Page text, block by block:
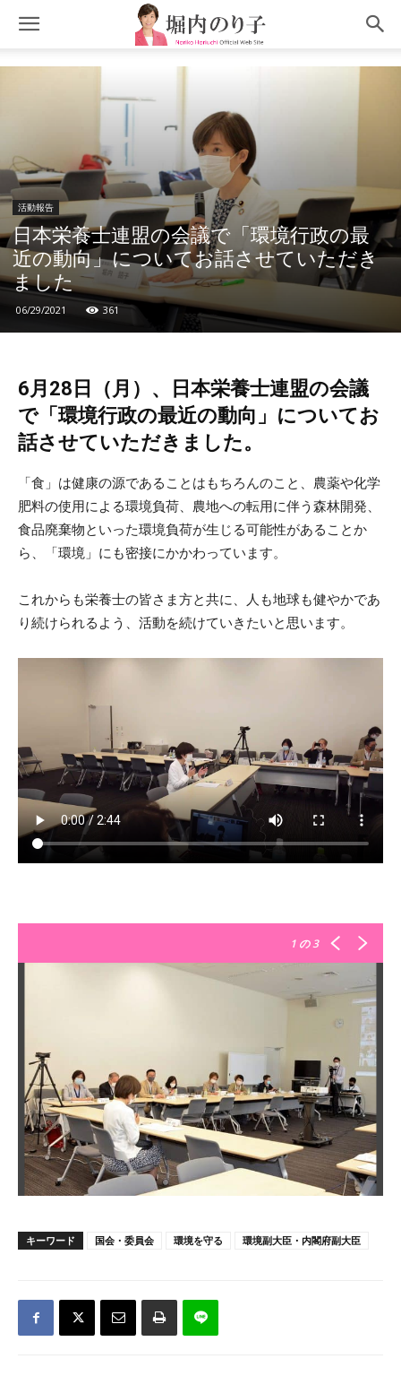
活動報告
日本栄養士連盟の会議で「環境行政の最
近の動向」についてお話させていただき
ました
06/29/2021 361
6月28日（月）、日本栄養士連盟の会議
で「環境行政の最近の動向」についてお
話させていただきました。
「食」は健康の源であることはもちろんのこと、農薬や化学
肥料の使用による環境負荷、農地への転用に伴う森林開発、
食品廃棄物といった環境負荷が生じる可能性があることか
ら、「環境」にも密接にかかわっています。
これからも栄養士の皆さま方と共に、人も地球も健やかであ
り続けられるよう、活動を続けていきたいと思います。
1 の 3
キーワード 国会・委員会 環境を守る 環境副大臣・内閣府副大臣